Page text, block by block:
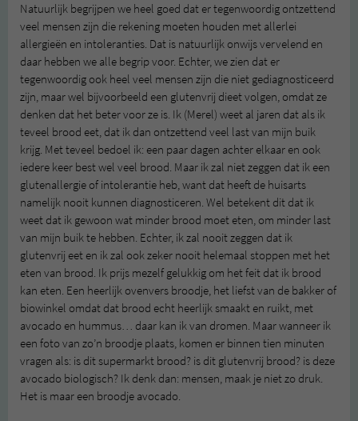
Natuurlijk begrijpen we heel goed dat er tegenwoordig ontzettend
veel mensen zijn die rekening moeten houden met allerlei
allergieën en intoleranties. Dat is natuurlijk onwijs vervelend en
daar hebben we alle begrip voor. Echter, we zien dat er
tegenwoordig ook heel veel mensen zijn die niet gediagnosticeerd
zijn, maar wel bijvoorbeeld een glutenvrij dieet volgen, omdat ze
denken dat het beter voor ze is. Ik (Merel) weet al jaren dat als ik
teveel brood eet, dat ik dan ontzettend veel last van mijn buik
krijg. Met teveel bedoel ik: een paar dagen achter elkaar en ook
iedere keer best wel veel brood. Maar ik zal niet zeggen dat ik een
glutenallergie of intolerantie heb, want dat heeft de huisarts
namelijk nooit kunnen diagnosticeren. Wel betekent dit dat ik
weet dat ik gewoon wat minder brood moet eten, om minder last
van mijn buik te hebben. Echter, ik zal nooit zeggen dat ik
glutenvrij eet en ik zal ook zeker nooit helemaal stoppen met het
eten van brood. Ik prijs mezelf gelukkig om het feit dat ik brood
kan eten. Een heerlijk ovenvers broodje, het liefst van de bakker of
biowinkel omdat dat brood echt heerlijk smaakt en ruikt, met
avocado en hummus… daar kan ik van dromen. Maar wanneer ik
een foto van zo’n broodje plaats, komen er binnen tien minuten
vragen als: is dit supermarkt brood? is dit glutenvrij brood? is deze
avocado biologisch? Ik denk dan: mensen, maak je niet zo druk.
Het is maar een broodje avocado.